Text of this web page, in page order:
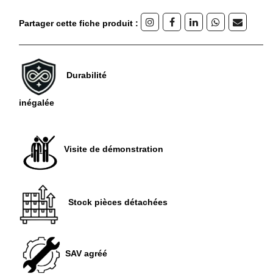
Partager cette fiche produit :
Durabilité
inégalée
Visite de démonstration
Stock pièces détachées
SAV agréé